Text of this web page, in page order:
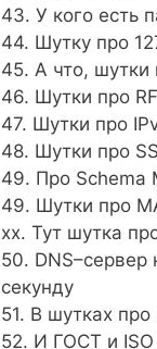
43. У кого есть
44. Шутку про
45. А что, шутки
46. Шутки про
47. Шутки про
48. Шутки про
49. Про Schema
49. Шутки про
xx. Тут шутка
50. DNS–сервер
секунду
51. В шутках
52. И ГОСТ и ISO